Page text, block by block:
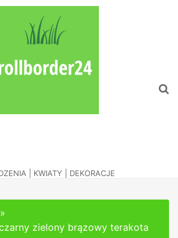
| KWIATY | DEKORACJE
zielony brązowy terakota